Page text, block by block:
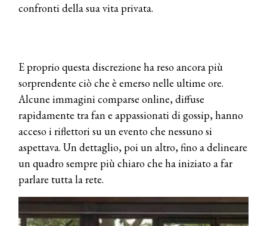
confronti della sua vita privata.
E proprio questa discrezione ha reso ancora più
sorprendente ciò che è emerso nelle ultime ore.
Alcune immagini comparse online, diffuse
rapidamente tra fan e appassionati di gossip, hanno
acceso i riflettori su un evento che nessuno si
aspettava. Un dettaglio, poi un altro, fino a delineare
un quadro sempre più chiaro che ha iniziato a far
parlare tutta la rete.